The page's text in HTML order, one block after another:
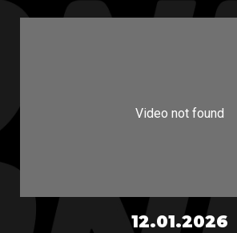
12.01.2026